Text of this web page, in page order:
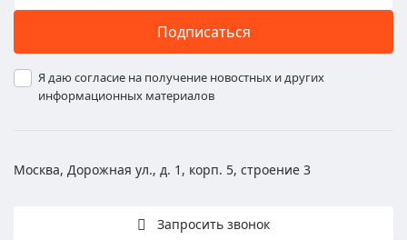
Подписаться
Я даю согласие на получение новостных и других
информационных материалов
Москва, Дорожная ул., д. 1, корп. 5, строение 3
Запросить звонок